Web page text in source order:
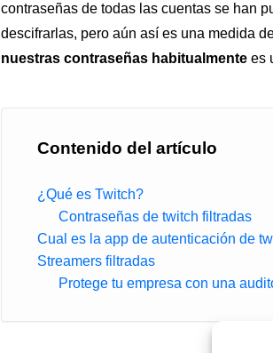
contraseñas de todas las cuentas se han
descifrarlas, pero aún así es una medida
nuestras contraseñas habitualmente es
Contenido del artículo
¿Qué es Twitch?
Contraseñas de twitch filtradas
Cual es la app de autenticación de
Streamers filtradas
Protege tu empresa con una